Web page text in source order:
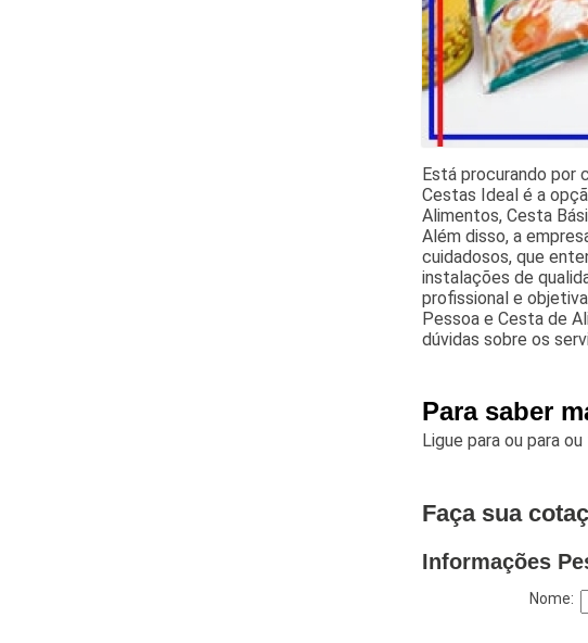
Está procurando por
Cestas Ideal é a
Alimentos, Cesta
Além disso, a
cuidadosos, que
instalações de
profissional e
Pessoa e Cesta de
dúvidas sobre os
Para saber
Ligue paraou paraou
Faça sua
Informações
Nome: